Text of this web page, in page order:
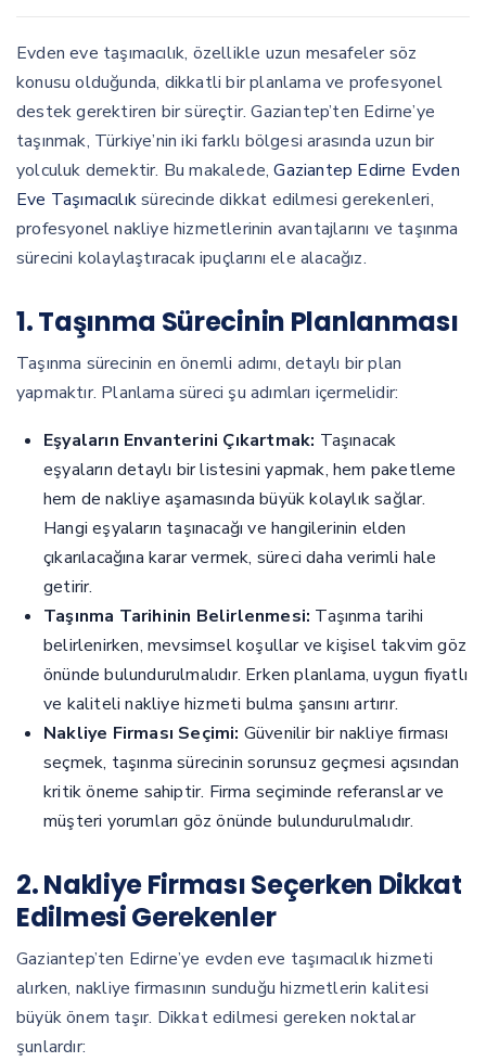
Evden eve taşımacılık, özellikle uzun mesafeler söz
konusu olduğunda, dikkatli bir planlama ve profesyonel
destek gerektiren bir süreçtir. Gaziantep’ten Edirne’ye
taşınmak, Türkiye’nin iki farklı bölgesi arasında uzun bir
yolculuk demektir. Bu makalede,Gaziantep Edirne Evden
Eve Taşımacılıksürecinde dikkat edilmesi gerekenleri,
profesyonel nakliye hizmetlerinin avantajlarını ve taşınma
sürecini kolaylaştıracak ipuçlarını ele alacağız.
1. Taşınma Sürecinin Planlanması
Taşınma sürecinin en önemli adımı, detaylı bir plan
yapmaktır. Planlama süreci şu adımları içermelidir:
Eşyaların Envanterini Çıkartmak: Taşınacak
eşyaların detaylı bir listesini yapmak, hem paketleme
hem de nakliye aşamasında büyük kolaylık sağlar.
Hangi eşyaların taşınacağı ve hangilerinin elden
çıkarılacağına karar vermek, süreci daha verimli hale
getirir.
Taşınma Tarihinin Belirlenmesi: Taşınma tarihi
belirlenirken, mevsimsel koşullar ve kişisel takvim göz
önünde bulundurulmalıdır. Erken planlama, uygun fiyatlı
ve kaliteli nakliye hizmeti bulma şansını artırır.
Nakliye Firması Seçimi: Güvenilir bir nakliye firması
seçmek, taşınma sürecinin sorunsuz geçmesi açısından
kritik öneme sahiptir. Firma seçiminde referanslar ve
müşteri yorumları göz önünde bulundurulmalıdır.
2. Nakliye Firması Seçerken Dikkat
Edilmesi Gerekenler
Gaziantep’ten Edirne’ye evden eve taşımacılık hizmeti
alırken, nakliye firmasının sunduğu hizmetlerin kalitesi
büyük önem taşır. Dikkat edilmesi gereken noktalar
şunlardır: